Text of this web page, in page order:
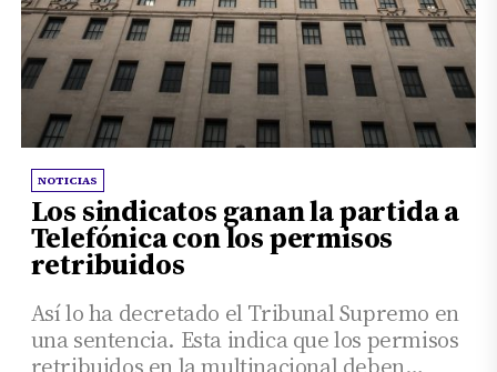
NOTICIAS
Los sindicatos ganan la partida a
Telefónica con los permisos
retribuidos
Así lo ha decretado el Tribunal Supremo en
una sentencia. Esta indica que los permisos